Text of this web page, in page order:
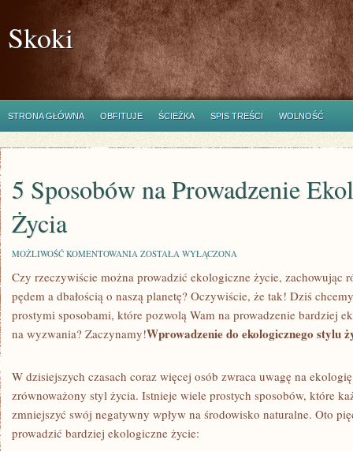
Skoki
STRONA GŁÓWNA OBFITUJE ŚCIEŻKA SPIS TREŚCI WOLNOŚĆ
5 Sposobów na Prowadzenie
Życia
MOŻLIWOŚĆ KOMENTOWANIA 5
NA
EKOLOGICZNEGO
ŻYCIA
ZOSTAŁA WYŁĄCZONA
Czy ​rzeczywiście​ można⁢ prowadzić ekologiczne życie, zachowując‌
pędem ⁣a dbałością​ o naszą⁢ planetę? Oczywiście, że tak! ‍Dziś
prostymi⁢ sposobami, które⁣ pozwolą Wam na prowadzenie bardziej
na wyzwania?‍ Zaczynamy!Wprowadzenie do ekologicznego stylu
W⁤ dzisiejszych czasach coraz​ więcej osób zwraca ‍uwagę na
zrównoważony⁣ styl życia.‌ Istnieje wiele⁣ prostych ​sposobów, które⁤
zmniejszyć ​swój negatywny wpływ na środowisko naturalne. Oto
prowadzić bardziej‍ ekologiczne ‌życie: